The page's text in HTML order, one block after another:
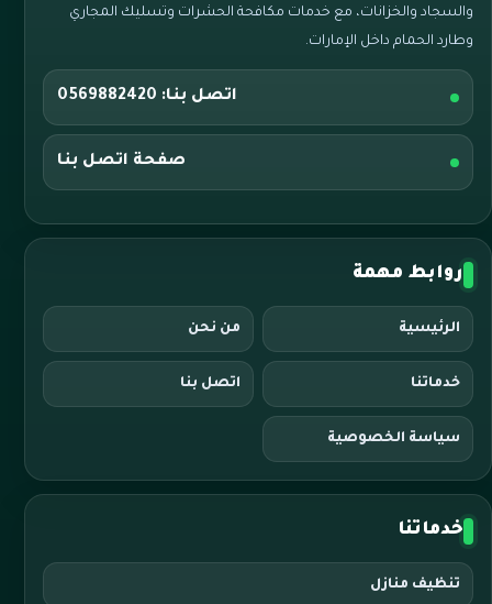
والسجاد والخزانات، مع خدمات مكافحة الحشرات وتسليك المجاري
وطارد الحمام داخل الإمارات.
اتصل بنا: 0569882420
صفحة اتصل بنا
روابط مهمة
الرئيسية من نحن
خدماتنا اتصل بنا
سياسة الخصوصية
خدماتنا
تنظيف منازل